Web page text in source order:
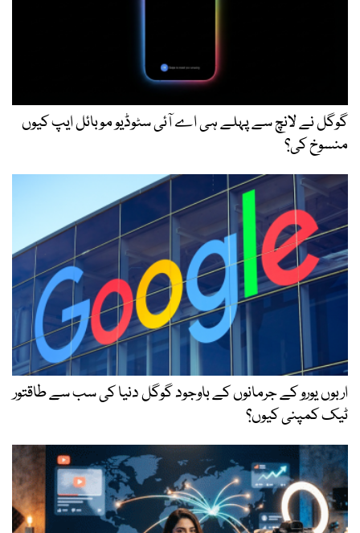
گوگل نے لانچ سے پہلے ہی اے آئی سٹوڈیو موبائل ایپ کیوں
منسوخ کی؟
اربوں یورو کے جرمانوں کے باوجود گوگل دنیا کی سب سے طاقتور
ٹیک کمپنی کیوں؟